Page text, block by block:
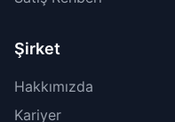
Şirket
Hakkımızda
Kariyer